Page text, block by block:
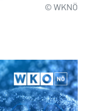
© WKNÖ